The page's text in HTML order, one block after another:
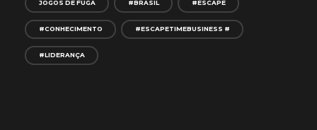
JOGOS DE FUGA #BRASIL #ESCAPE
#CONHECIMENTO #ESCAPETIMEBUSINESS #
#LIDERANÇA